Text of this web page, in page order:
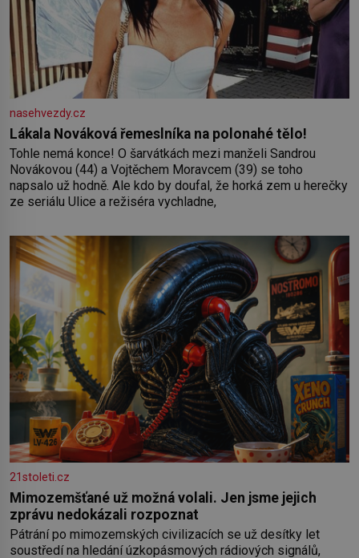
nasehvezdy.cz
Lákala Nováková řemeslníka na polonahé tělo!
Tohle nemá konce! O šarvátkách mezi manželi Sandrou
Novákovou (44) a Vojtěchem Moravcem (39) se toho
napsalo už hodně. Ale kdo by doufal, že horká zem u herečky
ze seriálu Ulice a režiséra vychladne,
21stoleti.cz
Mimozemšťané už možná volali. Jen jsme jejich
zprávu nedokázali rozpoznat
Pátrání po mimozemských civilizacích se už desítky let
soustředí na hledání úzkopásmových rádiových signálů,